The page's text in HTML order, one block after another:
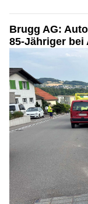
Brugg AG:
85-Jähriger